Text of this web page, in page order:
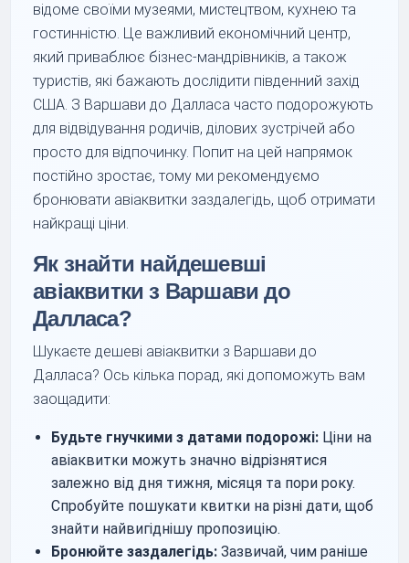
відоме своїми музеями, мистецтвом, кухнею та
гостинністю. Це важливий економічний центр,
який приваблює бізнес-мандрівників, а також
туристів, які бажають дослідити південний захід
США. З Варшави до Далласа часто подорожують
для відвідування родичів, ділових зустрічей або
просто для відпочинку. Попит на цей напрямок
постійно зростає, тому ми рекомендуємо
бронювати авіаквитки заздалегідь, щоб отримати
найкращі ціни.
Як знайти найдешевші
авіаквитки з Варшави до
Далласа?
Шукаєте дешеві авіаквитки з Варшави до
Далласа? Ось кілька порад, які допоможуть вам
заощадити:
Будьте гнучкими з датами подорожі: Ціни на
авіаквитки можуть значно відрізнятися
залежно від дня тижня, місяця та пори року.
Спробуйте пошукати квитки на різні дати, щоб
знайти найвигіднішу пропозицію.
Бронюйте заздалегідь: Зазвичай, чим раніше